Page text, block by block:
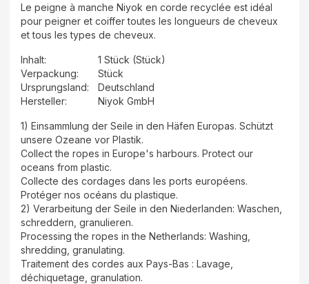
Le peigne à manche Niyok en corde recyclée est idéal
pour peigner et coiffer toutes les longueurs de cheveux
et tous les types de cheveux.
Inhalt:
1 Stück (Stück)
Verpackung:
Stück
Ursprungsland:
Deutschland
Hersteller: Niyok GmbH
1) Einsammlung der Seile in den Häfen Europas. Schützt
unsere Ozeane vor Plastik.
Collect the ropes in Europe's harbours. Protect our
oceans from plastic.
Collecte des cordages dans les ports européens.
Protéger nos océans du plastique.
2) Verarbeitung der Seile in den Niederlanden: Waschen,
schreddern, granulieren.
Processing the ropes in the Netherlands: Washing,
shredding, granulating.
Traitement des cordes aux Pays-Bas : Lavage,
déchiquetage, granulation.